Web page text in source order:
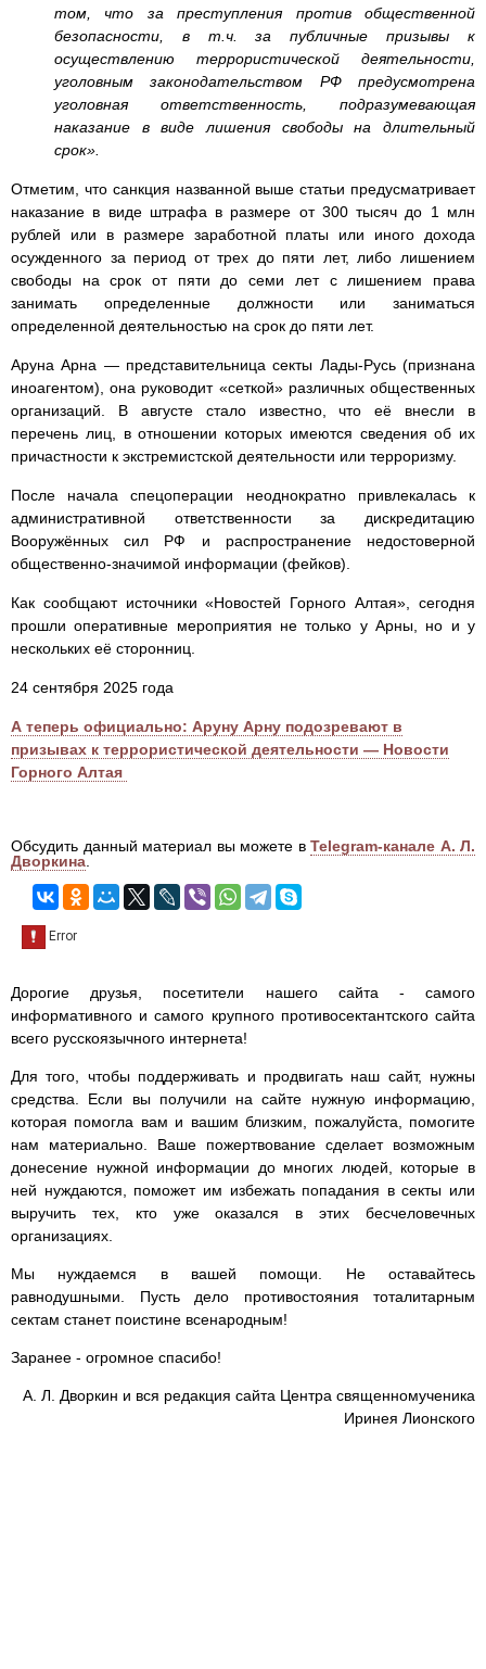
том, что за преступления против общественной
безопасности, в т.ч. за публичные призывы к
осуществлению террористической деятельности,
уголовным законодательством РФ предусмотрена
уголовная ответственность, подразумевающая
наказание в виде лишения свободы на длительный
срок».
Отметим, что санкция названной выше статьи предусматривает
наказание в виде штрафа в размере от 300 тысяч до 1 млн
рублей или в размере заработной платы или иного дохода
осужденного за период от трех до пяти лет, либо лишением
свободы на срок от пяти до семи лет с лишением права
занимать определенные должности или заниматься
определенной деятельностью на срок до пяти лет.
Аруна Арна — представительница секты Лады-Русь (признана
иноагентом), она руководит «сеткой» различных общественных
организаций. В августе стало известно, что её внесли в
перечень лиц, в отношении которых имеются сведения об их
причастности к экстремистской деятельности или терроризму.
После начала спецоперации неоднократно привлекалась к
административной ответственности за дискредитацию
Вооружённых сил РФ и распространение недостоверной
общественно-значимой информации (фейков).
Как сообщают источники «Новостей Горного Алтая», сегодня
прошли оперативные мероприятия не только у Арны, но и у
нескольких её сторонниц.
24 сентября 2025 года
А теперь официально: Аруну Арну подозревают в
призывах к террористической деятельности — Новости
Горного Алтая
Обсудить данный материал вы можете в Telegram-канале А. Л.
Дворкина
Дорогие друзья, посетители нашего сайта - самого
информативного и самого крупного противосектантского сайта
всего русскоязычного интернета!
Для того, чтобы поддерживать и продвигать наш сайт, нужны
средства. Если вы получили на сайте нужную информацию,
которая помогла вам и вашим близким, пожалуйста, помогите
нам материально. Ваше пожертвование сделает возможным
донесение нужной информации до многих людей, которые в
ней нуждаются, поможет им избежать попадания в секты или
выручить тех, кто уже оказался в этих бесчеловечных
организациях.
Мы нуждаемся в вашей помощи. Не оставайтесь
равнодушными. Пусть дело противостояния тоталитарным
сектам станет поистине всенародным!
Заранее - огромное спасибо!
А. Л. Дворкин и вся редакция сайта Центра священномученика
Иринея Лионского